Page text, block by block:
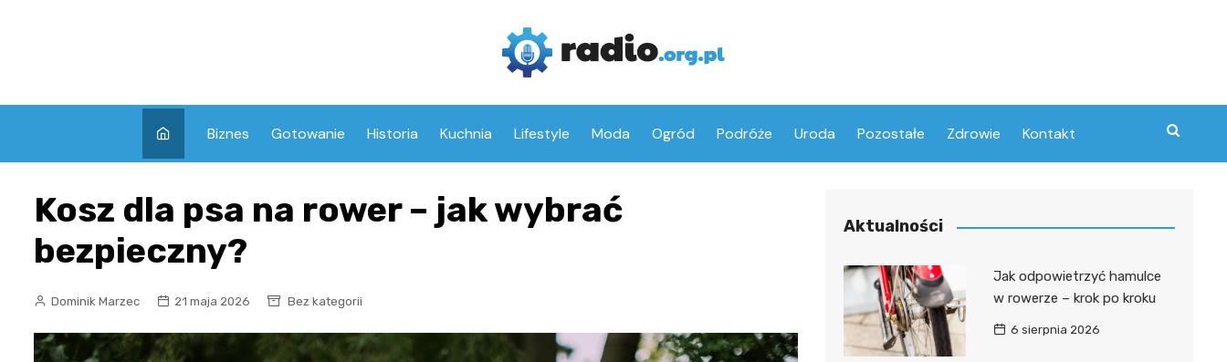
Biznes Gotowanie Historia Kuchnia Lifestyle Moda Ogród Podróże Uroda Pozostałe Zdrowie Kontakt
Kosz dla psa na rower – jak wybrać
bezpieczny?
Dominik Marzec 21 maja 2026 Bez kategorii
Aktualności
Jak odpowietrzyć hamulce
w rowerze – krok po kroku
6 sierpnia 2026